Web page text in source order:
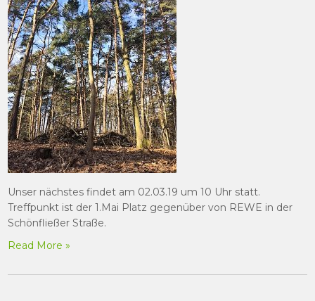
Unser nächstes findet am 02.03.19 um 10 Uhr statt.
Treffpunkt ist der 1.Mai Platz gegenüber von REWE in der
Schönfließer Straße.
Read More »